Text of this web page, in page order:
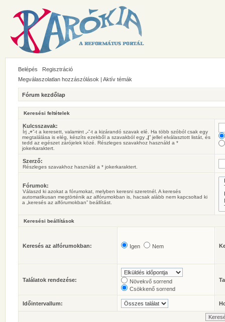
Belépés
Regisztráció
Megválaszolatlan hozzászólások | Aktív témák
Fórum kezdőlap
Keresési feltételek
Kulcsszavak:
Írj „ +”-t a keresett, valamint „ -”-t a kizárandó szavak elé. Ha több szóból csak egy
megtalálása is elég, készíts ezekből a szavakból egy „ |” jellel elválasztott listát, és
tedd az egészet zárójelek közé. Részleges szavakhoz használd a *
jokerkaraktert.
Szerző:
Részleges szavakhoz használd a * jokerkaraktert.
Fórumok:
Válaszd ki azokat a fórumokat, melyben keresni szeretnél. A keresés
automatikusan megtörténik az alfórumokban is, hacsak alább nem kapcsoltad ki
a „keresés az alfórumokban” beállítást.
Keresési beállítások
Keresés az alfórumokban: Igen Nem
Találatok rendezése:
Növekvő sorrend
Csökkenő sorrend
Időintervallum: